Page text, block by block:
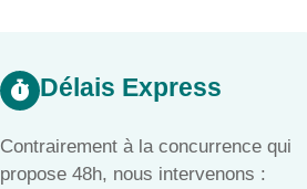
 Délais Express
Contrairement à la concurrence qui
propose 48h, nous intervenons :